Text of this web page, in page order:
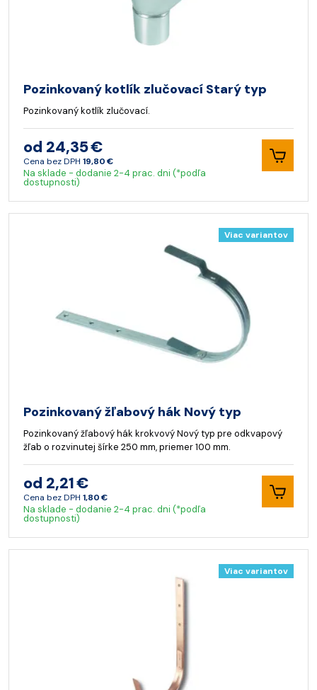
Pozinkovaný kotlík zlučovací Starý typ
Pozinkovaný kotlík zlučovací.
od 24,35 €
Cena bez DPH 19,80 €
Na sklade - dodanie 2-4 prac. dni (*podľa
dostupnosti)
Viac variantov
Pozinkovaný žľabový hák Nový typ
Pozinkovaný žľabový hák krokvový Nový typ pre odkvapový
žľab o rozvinutej šírke 250 mm, priemer 100 mm.
od 2,21 €
Cena bez DPH 1,80 €
Na sklade - dodanie 2-4 prac. dni (*podľa
dostupnosti)
Viac variantov